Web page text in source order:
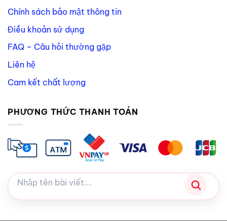
Chính sách bảo mật thông tin
Điều khoản sử dụng
FAQ – Câu hỏi thường gặp
Liên hệ
Cam kết chất lượng
PHƯƠNG THỨC THANH TOÁN